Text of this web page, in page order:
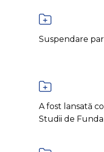
Suspendare
A fost lansată
Studii de